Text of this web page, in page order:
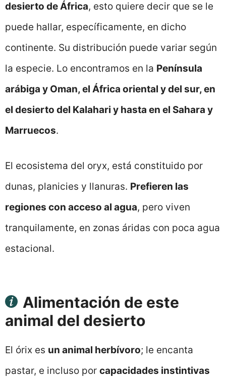
desierto de África, esto quiere decir que se le
puede hallar, específicamente, en dicho
continente. Su distribución puede variar según
la especie. Lo encontramos en la Península
arábiga y Oman, el África oriental y del sur, en
el desierto del Kalahari y hasta en el Sahara y
Marruecos.
El ecosistema del oryx, está constituido por
dunas, planicies y llanuras. Prefieren las
regiones con acceso al agua, pero viven
tranquilamente, en zonas áridas con poca agua
estacional.
Alimentación de este
animal del desierto
El órix es un animal herbívoro; le encanta
pastar, e incluso por capacidades instintivas